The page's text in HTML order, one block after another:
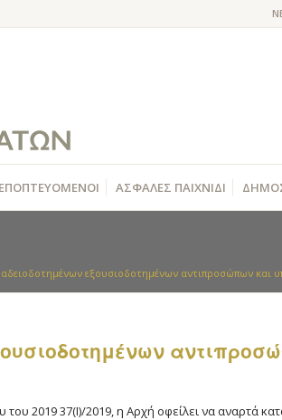
ΕΠΟΠΤΕΥΟΜΕΝΟΙ ΑΣΦΑΛΕΣ ΠΑΙΧΝΙΔΙ
εξουσιοδοτημένων αντιπροσώπων και
2019 37(Ι)/2019, η Αρχή οφείλει να αναρτά